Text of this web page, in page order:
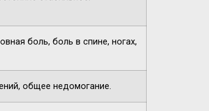
боль, боль в спине, ногах,
общее недомогание.